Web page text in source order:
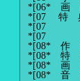
*[06* 画
*[07 特
*[07
*[07
*[08* 作
*[08* 特
*[08* 画
*[08* 音